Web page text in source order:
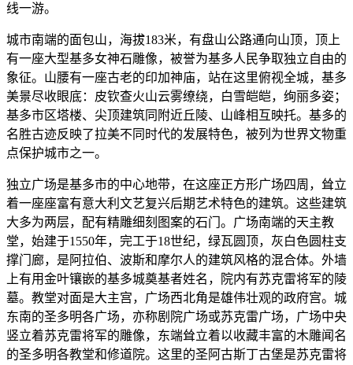
线一游。
城市南端的面包山，海拔183米，有盘山公路通向山顶，顶上
有一座大型基多女神石雕像，被誉为基多人民争取独立自由的
象征。山腰有一座古老的印加神庙，站在这里俯视全城，基多
美景尽收眼底：皮钦查火山云雾缭绕，白雪皑皑，绚丽多姿；
基多市区塔楼、尖顶建筑同附近丘陵、山峰相互映托。基多的
名胜古迹反映了拉美不同时代的发展特色，被列为世界文物重
点保护城市之一。
独立广场是基多市的中心地带，在这座正方形广场四周，耸立
着一座座富有意大利文艺复兴后期艺术特色的建筑。这些建筑
大多为两层，配有精雕细刻图案的石门。广场南端的天主教
堂，始建于1550年，完工于18世纪，绿瓦圆顶，灰白色圆柱支
撑门廊，是阿拉伯、波斯和摩尔人的建筑风格的混合体。外墙
上有用金叶镶嵌的基多城奠基者姓名，院内有苏克雷将军的陵
墓。教堂对面是大主宫，广场西北角是雄伟壮观的政府宫。城
东南的圣多明各广场，亦称剧院广场或苏克雷广场，广场中央
竖立着苏克雷将军的雕像，东端耸立着以收藏丰富的木雕闻名
的圣多明各教堂和修道院。这里的圣阿古斯丁古堡是苏克雷将